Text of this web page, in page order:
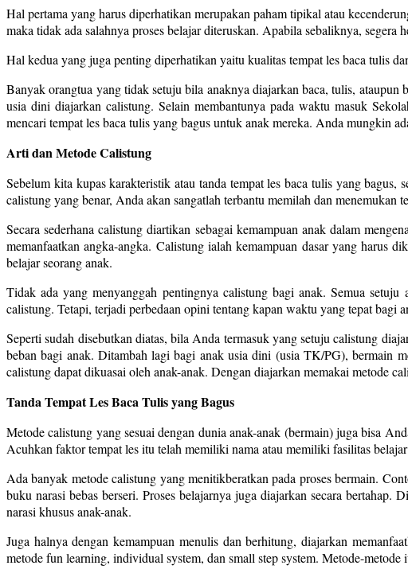
Hal pertama yang harus diperhatikan merupakan paham tipikal atau
maka tidak ada salahnya proses belajar diteruskan. Apabila sebaliknya,
Hal kedua yang juga penting diperhatikan yaitu kualitas tempat les baca tulis
Banyak orangtua yang tidak setuju bila anaknya diajarkan baca, tulis,
usia dini diajarkan calistung. Selain membantunya pada waktu masuk
mencari tempat les baca tulis yang bagus untuk anak mereka. Anda mungkin
Arti dan Metode Calistung
Sebelum kita kupas karakteristik atau tanda tempat les baca tulis yang
calistung yang benar, Anda akan sangatlah terbantu memilah dan
Secara sederhana calistung diartikan sebagai kemampuan anak dalam
memanfaatkan angka-angka. Calistung ialah kemampuan dasar yang harus
belajar seorang anak.
Tidak ada yang menyanggah pentingnya calistung bagi anak. Semua
calistung. Tetapi, terjadi perbedaan opini tentang kapan waktu yang tepat
Seperti sudah disebutkan diatas, bila Anda termasuk yang setuju calistung
beban bagi anak. Ditambah lagi bagi anak usia dini (usia TK/PG), bermain
calistung dapat dikuasai oleh anak-anak. Dengan diajarkan memakai metode
Tanda Tempat Les Baca Tulis yang Bagus
Metode calistung yang sesuai dengan dunia anak-anak (bermain) juga bisa
Acuhkan faktor tempat les itu telah memiliki nama atau memiliki fasilitas
Ada banyak metode calistung yang menitikberatkan pada proses bermain.
buku narasi bebas berseri. Proses belajarnya juga diajarkan secara
narasi khusus anak-anak.
Juga halnya dengan kemampuan menulis dan berhitung, diajarkan
metode fun learning, individual system, dan small step system. Metode-